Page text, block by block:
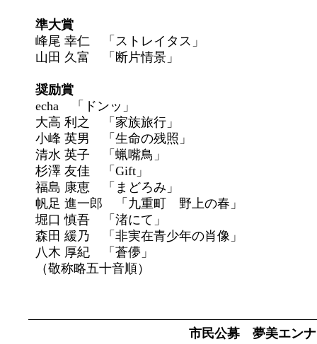
準大賞
峰尾 幸仁 「ストレイタス」
山田 久富 「断片情景」
奨励賞
echa 「ドンッ」
大高 利之 「家族旅行」
小峰 英男 「生命の残照」
清水 英子 「蝋嘴鳥」
杉澤 友佳 「Gift」
福島 康恵 「まどろみ」
帆足 進一郎 「九重町 野上の春」
堀口 慎吾 「渚にて」
森田 緩乃 「非実在青少年の肖像」
八木 厚紀 「蒼儚」
（敬称略五十音順）
市民公募 夢美エン